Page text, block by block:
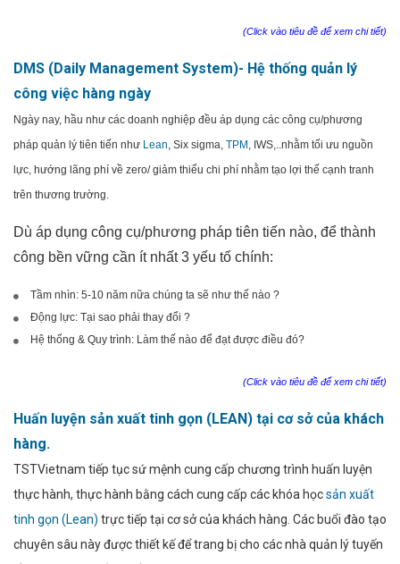
(Click vào tiêu đề để xem chi tiết)
DMS (Daily Management System)- Hệ thống quản lý
công việc hàng ngày
Ngày nay, hầu như các doanh nghiệp đều áp dụng các công cụ/phương
pháp quản lý tiên tiến như Lean, Six sigma, TPM , IWS,..nhằm tối ưu nguồn
lực, hướng lãng phí về zero/ giảm thiểu chi phí nhằm tạo lợi thế cạnh tranh
trên thương trường.
Dù áp dụng công cụ/phương pháp tiên tiến nào, để thành
công bền vững cần ít nhất 3 yếu tố chính:
Tầm nhìn: 5-10 năm nữa chúng ta sẽ như thế nào ?
Động lực: Tại sao phải thay đổi ?
Hệ thống & Quy trình: Làm thế nào để đạt được điều đó?
(Click vào tiêu đề để xem chi tiết)
Huấn luyện sản xuất tinh gọn (LEAN) tại cơ sở của khách
hàng.
TSTVietnam tiếp tục sứ mệnh cung cấp chương trình huấn luyện
thực hành, thực hành bằng cách cung cấp các khóa họcsản xuất
tinh gọn (Lean) trực tiếp tại cơ sở của khách hàng. Các buổi đào tạo
chuyên sâu này được thiết kế để trang bị cho các nhà quản lý tuyến